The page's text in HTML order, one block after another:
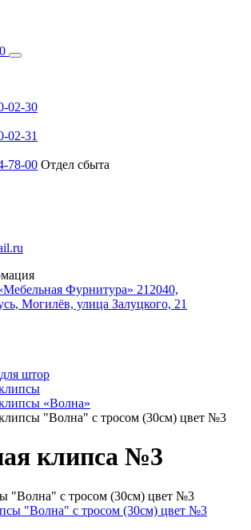
02-30
02-31
78-00 Отдел сбыта
Фурнитура» 212040,
Могилёв, улица Залуцкого, 21
штор
«Волна»
"Волна" с тросом (30см) цвет №3
клипса №3
"Волна" с тросом (30см) цвет №3